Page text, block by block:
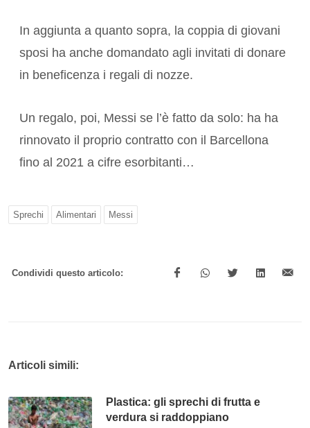
In aggiunta a quanto sopra, la coppia di giovani
sposi ha anche domandato agli invitati di donare
in beneficenza i regali di nozze.
Un regalo, poi, Messi se l’è fatto da solo: ha ha
rinnovato il proprio contratto con il Barcellona
fino al 2021 a cifre esorbitanti…
Sprechi Alimentari Messi
Condividi questo articolo:
Articoli simili:
Plastica: gli sprechi di frutta e
verdura si raddoppiano